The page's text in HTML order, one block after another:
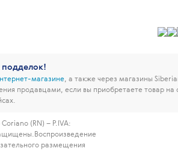
подделок!
магазине , а также через магазины
продавцами, если вы приобретаете товар на
(RN) – P.IVA:
Воспроизведение
размещения